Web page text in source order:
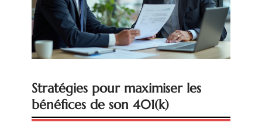
Stratégies pour maximiser les
bénéfices de son 401(k)